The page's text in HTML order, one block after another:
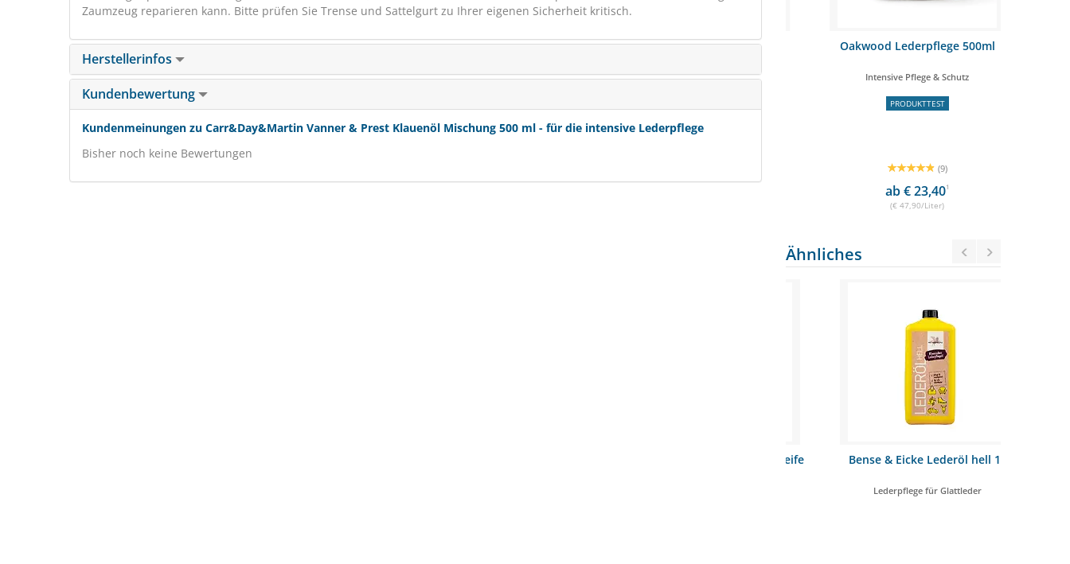
Zaumzeug reparieren kann. Bitte prüfen Sie Trense und Sattelgurt zu Ihrer eigenen Sicherheit kritisch.
Herstellerinfos
Kundenbewertung
Kundenmeinungen zu Carr&Day&Martin Vanner & Prest Klauenöl Mischung 500 ml - für die intensive Lederpflege
Bisher noch keine Bewertungen
Oakwood Sattelseife 500ml
Hochleistungsreiniger
Oakwood Lederpflege 500ml
Intensive Pflege & Schutz
PRODUKTTEST
(9)
ab € 23,401
(€ 47,90/Liter)
Ähnliches
Bense & Eicke Lederöl hell 1L
Lederpflege für Glattleder